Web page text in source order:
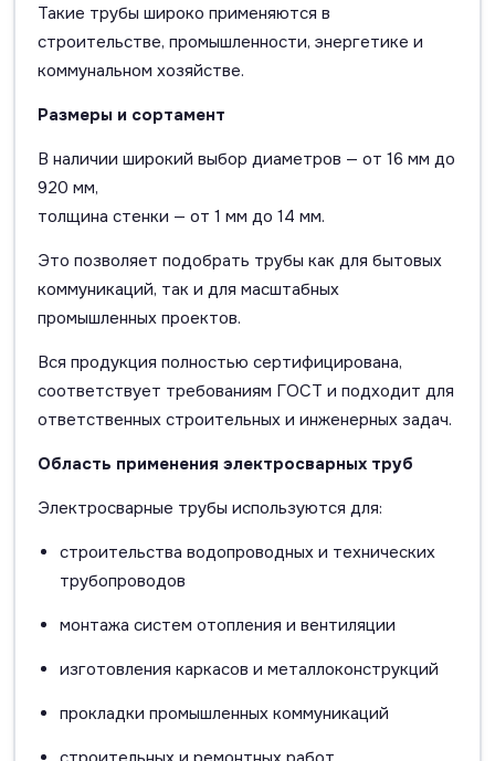
Такие трубы широко применяются в
строительстве, промышленности, энергетике и
коммунальном хозяйстве.
Размеры и сортамент
В наличии широкий выбор диаметров — от 16 мм до
920 мм,
толщина стенки — от 1 мм до 14 мм.
Это позволяет подобрать трубы как для бытовых
коммуникаций, так и для масштабных
промышленных проектов.
Вся продукция полностью сертифицирована,
соответствует требованиям ГОСТ и подходит для
ответственных строительных и инженерных задач.
Область применения электросварных труб
Электросварные трубы используются для:
строительства водопроводных и технических
трубопроводов
монтажа систем отопления и вентиляции
изготовления каркасов и металлоконструкций
прокладки промышленных коммуникаций